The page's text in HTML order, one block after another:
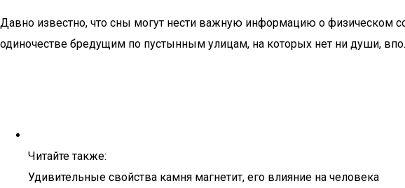
Давно известно, что сны могут нести важную информацию о физическом
одиночестве бредущим по пустынным улицам, на которых нет ни души,
Читайте также:
Удивительные свойства камня магнетит, его влияние на человека